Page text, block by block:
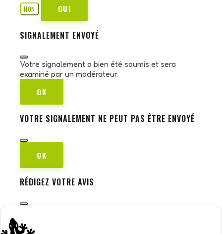
NON
OUI
SIGNALEMENT ENVOYÉ
Votre signalement a bien été soumis et sera
examiné par un modérateur.
OK
VOTRE SIGNALEMENT NE PEUT PAS ÊTRE ENVOYÉ
OK
RÉDIGEZ VOTRE AVIS